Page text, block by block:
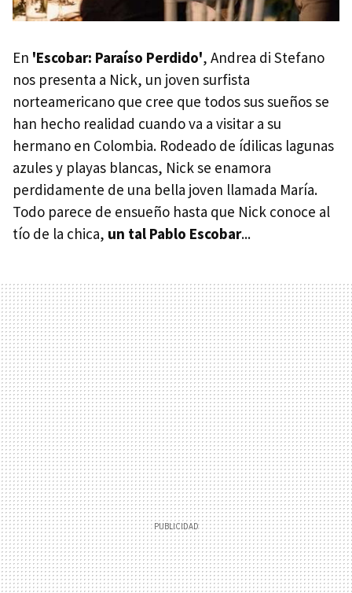
En 'Escobar: Paraíso Perdido', Andrea di Stefano
nos presenta a Nick, un joven surfista
norteamericano que cree que todos sus sueños se
han hecho realidad cuando va a visitar a su
hermano en Colombia. Rodeado de ídilicas lagunas
azules y playas blancas, Nick se enamora
perdidamente de una bella joven llamada María.
Todo parece de ensueño hasta que Nick conoce al
tío de la chica, un tal Pablo Escobar...